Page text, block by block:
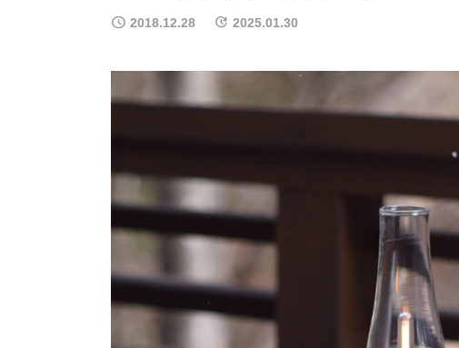
2018.12.28 2025.01.30